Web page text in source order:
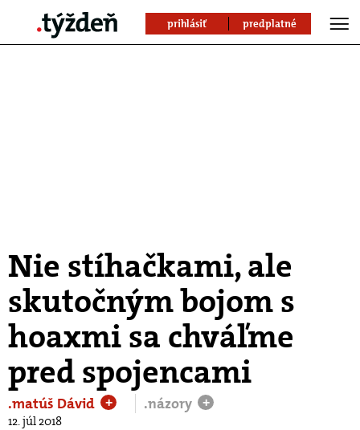
prihlásiť predplatné
Nie stíhačkami, ale
skutočným bojom s
hoaxmi sa chváľme
pred spojencami
.matúš Dávid + .názory +
12. júl 2018